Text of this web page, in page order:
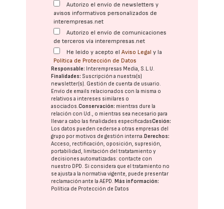
Autorizo el envío de newsletters y
avisos informativos personalizados de
interempresas.net
Autorizo el envío de comunicaciones
de terceros vía interempresas.net
He leído y acepto elAviso Legal y la
Política de Protección de Datos
Responsable: Interempresas Media, S.L.U.
Finalidades: Suscripción a nuestra(s)
newsletter(s). Gestión de cuenta de usuario.
Envío de emails relacionados con la misma o
relativos a intereses similares o
asociados.Conservación: mientras dure la
relación con Ud., o mientras sea necesario para
llevar a cabo las finalidades especificadasCesión:
Los datos pueden cederse a otras empresas del
grupo por motivos de gestión interna.Derechos:
Acceso, rectificación, oposición, supresión,
portabilidad, limitación del tratatamiento y
decisiones automatizadas: contacte con
nuestro DPD. Si considera que el tratamiento no
se ajusta a la normativa vigente, puede presentar
reclamación ante laAEPD.Más información:
Política de Protección de Datos